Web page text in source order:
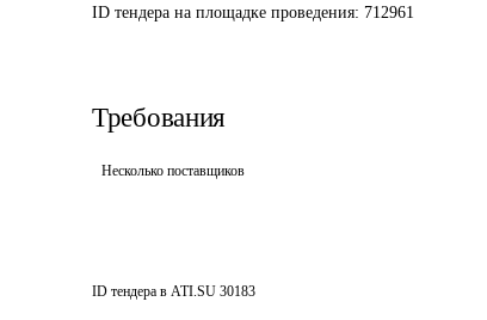
ID тендера на площадке проведения: 712961
Требования
Несколько поставщиков
ID тендера в ATI.SU 30183